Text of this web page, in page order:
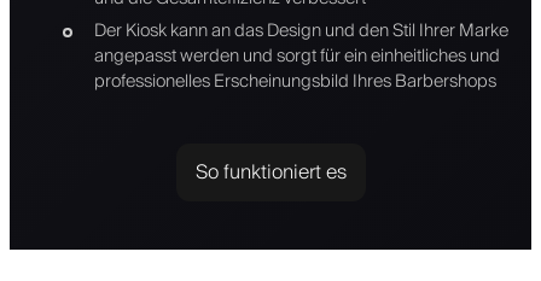
Der Kiosk kann an das Design und den Stil Ihrer Marke
angepasst werden und sorgt für ein einheitliches und
professionelles Erscheinungsbild Ihres Barbershops
So funktioniert es